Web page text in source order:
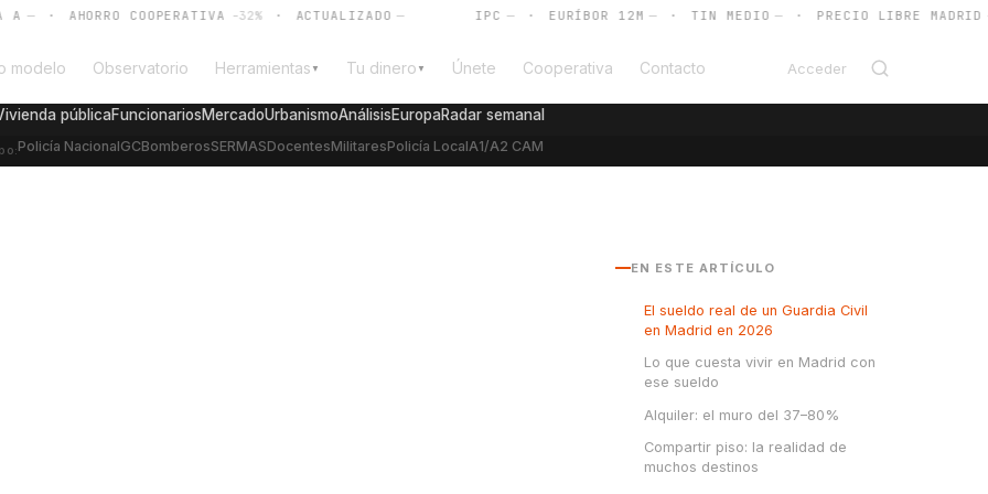
· AHORRO COOPERATIVA -32% · ACTUALIZADO — — · EURÍBOR 12M — · TIN MEDIO — · PRECIO LIBRE MADRID — ·
modelo Observatorio Herramientas ▼ Tu dinero ▼ Únete Cooperativa Contacto Acceder
públicaFuncionariosMercadoUrbanismoAnálisisEuropaRadar semanal
Policía NacionalGCBomberosSERMASDocentesMilitaresPolicía LocalA1/A2 CAM
EN ESTE ARTÍCULO
El sueldo real de un Guardia Civil
en Madrid en 2026
Lo que cuesta vivir en Madrid con
ese sueldo
Alquiler: el muro del 37–80%
Compartir piso: la realidad de
muchos destinos